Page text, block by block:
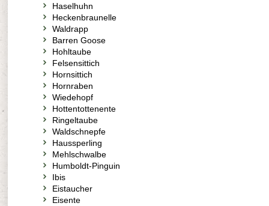
Haselhuhn
Heckenbraunelle
Waldrapp
Barren Goose
Hohltaube
Felsensittich
Hornsittich
Hornraben
Wiedehopf
Hottentottenente
Ringeltaube
Waldschnepfe
Haussperling
Mehlschwalbe
Humboldt-Pinguin
Ibis
Eistaucher
Eisente